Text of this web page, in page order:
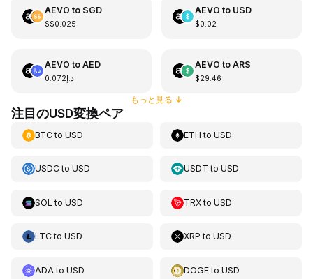
AEVO to SGD
S$0.025
AEVO to USD
$0.02
AEVO to AED
د.إ0.072
AEVO to ARS
$29.46
もっと見る ↓
注目のUSD変換ペア
BTCto USD ETH toUSD
USDCto USD USDT toUSD
SOL to USD TRXtoUSD
LTCto USD XRP toUSD
ADA to USD DOGEtoUSD